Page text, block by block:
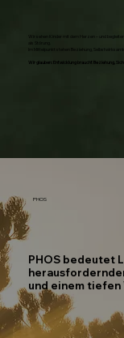
Wir sehen Kinder mit dem Herzen – und
als Störung.
Im Mittelpunkt stehen Beziehung,
Wir glauben: Entwicklung braucht Beziehung,
PHOS
PHOS bedeutet
und einem tiefen